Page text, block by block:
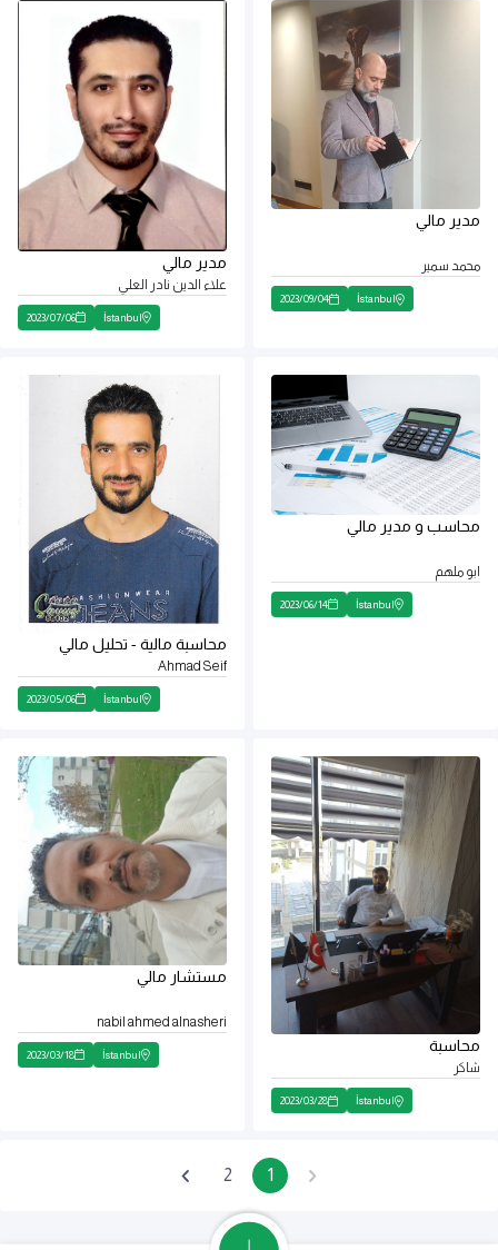
مدير مالي
محمد سمير
İstanbul
2023/09/04
مدير مالي
علاء الدين نادر العلي
İstanbul
2023/07/06
محاسب و مدير مالي
ابو ملهم
İstanbul
2023/06/14
محاسبة مالية - تحليل مالي
Ahmad Seif
İstanbul
2023/05/06
محاسبة
شاكر
İstanbul
2023/03/28
مستشار مالي
nabil ahmed alnasheri
İstanbul
2023/03/18
1
2